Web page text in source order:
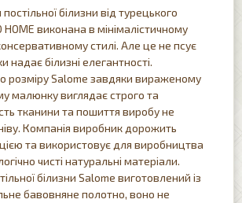
білизни від турецького
HOME виконана в мінімалістичному
стилі. Але це не псує
надає білизні елегантності.
розміру Salome завдяки вираженому
малюнку виглядає строго та
тканини та пошиття виробу не
Компанія виробник дорожить
та використовує для виробництва
чисті натуральні матеріали.
білизни Salome виготовлений із
бавовняне полотно, воно не